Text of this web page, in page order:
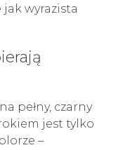
wyrazista
pełny, czarny
jest tylko
–